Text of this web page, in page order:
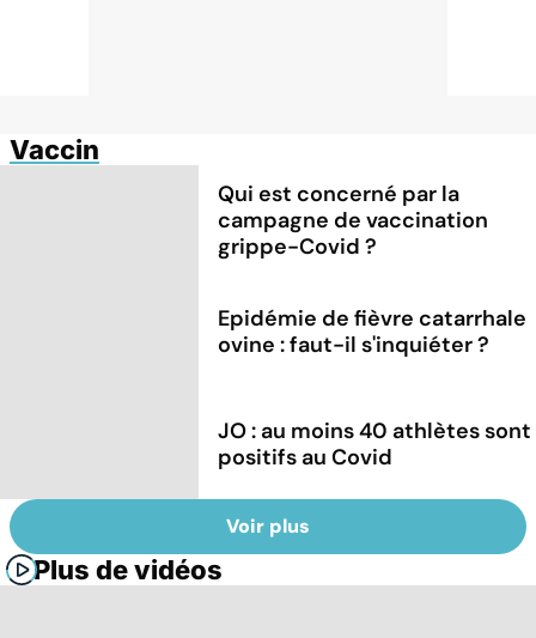
Vaccin
Qui est concerné par la
campagne de vaccination
grippe-Covid ?
Epidémie de fièvre catarrhale
ovine : faut-il s'inquiéter ?
JO : au moins 40 athlètes sont
positifs au Covid
Voir plus
Plus de vidéos